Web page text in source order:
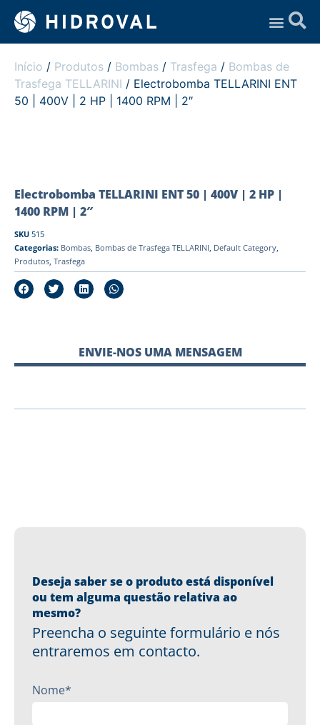
Início / Produtos / Bombas / Trasfega / Bombas de
Trasfega TELLARINI / Electrobomba TELLARINI ENT
50 | 400V | 2 HP | 1400 RPM | 2″
Electrobomba TELLARINI ENT 50 | 400V | 2 HP |
1400 RPM | 2″
SKU 515
Categorias: Bombas, Bombas de Trasfega TELLARINI, Default Category,
Produtos, Trasfega
ENVIE-NOS UMA MENSAGEM
Deseja saber se o produto está disponível
ou tem alguma questão relativa ao
mesmo?
Preencha o seguinte formulário e nós
entraremos em contacto.
Nome*